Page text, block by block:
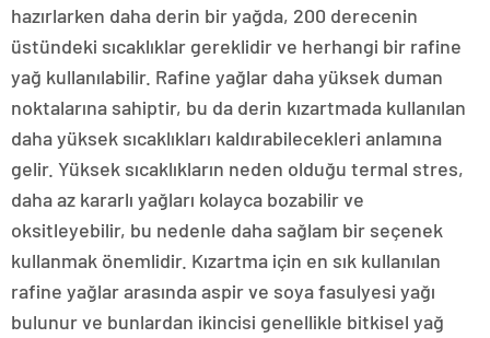
hazırlarken daha derin bir yağda, 200 derecenin
üstündeki sıcaklıklar gereklidir ve herhangi bir rafine
yağ kullanılabilir. Rafine yağlar daha yüksek duman
noktalarına sahiptir, bu da derin kızartmada kullanılan
daha yüksek sıcaklıkları kaldırabilecekleri anlamına
gelir. Yüksek sıcaklıkların neden olduğu termal stres,
daha az kararlı yağları kolayca bozabilir ve
oksitleyebilir, bu nedenle daha sağlam bir seçenek
kullanmak önemlidir. Kızartma için en sık kullanılan
rafine yağlar arasında aspir ve soya fasulyesi yağı
bulunur ve bunlardan ikincisi genellikle bitkisel yağ